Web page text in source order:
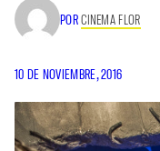
PORCINEMA FLOR
10 DE NOVIEMBRE, 2016